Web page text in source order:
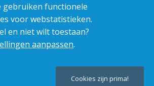
gebruiken functionele
voor webstatistieken.
en niet wilt toestaan?
aanpassen.
Cookies zijn prima!